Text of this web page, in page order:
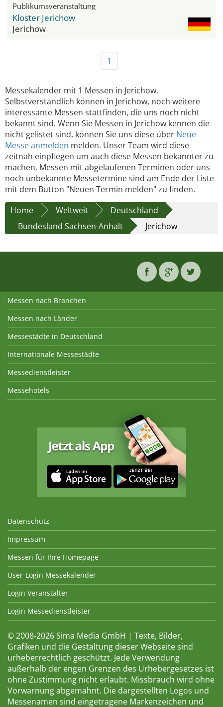
Publikumsveranstaltung
Kloster Jerichow
Jerichow
1
Messekalender mit 1 Messen in Jerichow.
Selbstverständlich können in Jerichow, noch weitere
interessante Messen stattfinden, die uns noch nicht
bekannt sind. Wenn Sie Messen in Jerichow kennen die
nicht gelistet sind, können Sie uns diese über Neue
Messe anmelden melden. Unser Team wird diese
zeitnah einpflegen um auch diese Messen bekannter zu
machen. Messen mit abgelaufenen Terminen oder uns
noch unbekannte Messetermine sind am Ende der Liste
mit dem Button "Neuen Termin melden" zu finden.
Home
Weltweit
Deutschland
Bundesland Sachsen-Anhalt
Jerichow
Messen nach Branchen
Messen nach Länder
Messestädte in Deutschland
Internationale Messestädte
Messedienstleister
Messehotels
Datenschutz
Impressum
Messen für Ihre Homepage
User-Login Messekalender
Login Veranstalter
Login Messedienstleister
© 2008-2026 Sima Media GmbH | Texte, Bilder,
Grafiken und die Gestaltung dieser Webseite sind
urheberrechtlich geschützt. Jede Verwendung
außerhalb der engen Grenzen des Urhebergesetzes ist
ohne Zustimmung nicht erlaubt. Missbrauch wird ohne
Vorwarnung abgemahnt. Die dargestellten Logos und
Messenamen sind eingetragene Markenzeichen und